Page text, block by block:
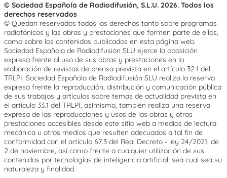
© Sociedad Española de Radiodifusión, S.L.U. 2026. Todos los
derechos reservados
© Quedan reservados todos los derechos tanto sobre programas
radiofónicos y las obras y prestaciones que formen parte de ellos,
como sobre los contenidos publicados en esta página web.
Sociedad Española de Radiodifusión SLU ejerce la oposición
expresa frente al uso de sus obras y prestaciones en la
elaboración de revistas de prensa prevista en el artículo 32.1 del
TRLPI. Sociedad Española de Radiodifusión SLU realiza la reserva
expresa frente la reproducción, distribución y comunicación pública
de sus trabajos y artículos sobre temas de actualidad prevista en
el artículo 33.1 del TRLPI, asimismo, también realiza una reserva
expresa de las reproducciones y usos de las obras y otras
prestaciones accesibles desde este sitio web a medios de lectura
mecánica u otros medios que resulten adecuados a tal fin de
conformidad con el artículo 67.3 del Real Decreto - ley 24/2021, de
2 de noviembre, así como frente a cualquier utilización de sus
contenidos por tecnologías de inteligencia artificial, sea cual sea su
naturaleza y finalidad.